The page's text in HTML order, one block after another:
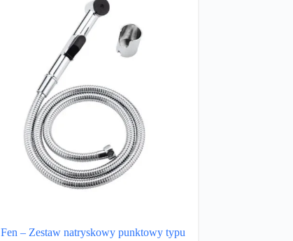
Fen – Zestaw natryskowy punktowy typu